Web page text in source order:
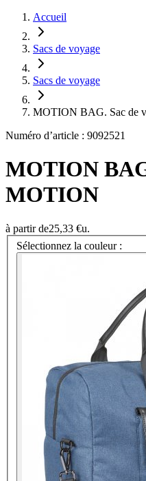
Accueil
Sacs de voyage
Sacs de voyage
MOTION BAG. Sac de
Numéro d’article : 9092521
MOTION
MOTION
à partir de25,33 €u.
Sélectionnez la couleur :